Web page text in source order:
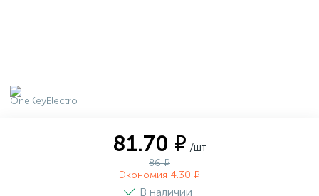
81.70 ₽ /шт
86 ₽
Экономия 4.30 ₽
В наличии